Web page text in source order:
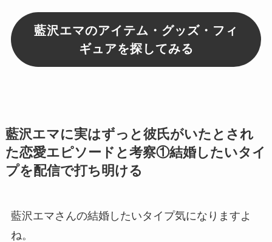
藍沢エマのアイテム・グッズ・フィ
ギュアを探してみる
藍沢エマに実はずっと彼氏がいたとされ
た恋愛エピソードと考察①結婚したいタイ
プを配信で打ち明ける
藍沢エマさんの結婚したいタイプ気になりますよ
ね。